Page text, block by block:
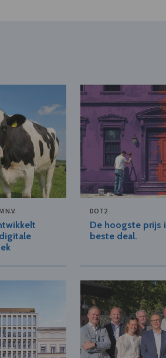
N.V. DOT2
De hoogste prijs
beste deal.